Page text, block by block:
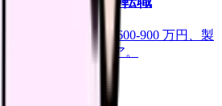
完全ガイド。年収 600-900 万円、製
。なり方とキャリア。